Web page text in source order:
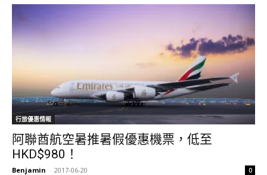
行旅優惠情報
阿聯酋航空暑推暑假優惠機票，低至
HKD$980！
Benjamin - 2017-06-20 0